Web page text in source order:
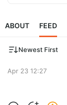
ABOUT FEED
Newest First
Apr 23 12:27